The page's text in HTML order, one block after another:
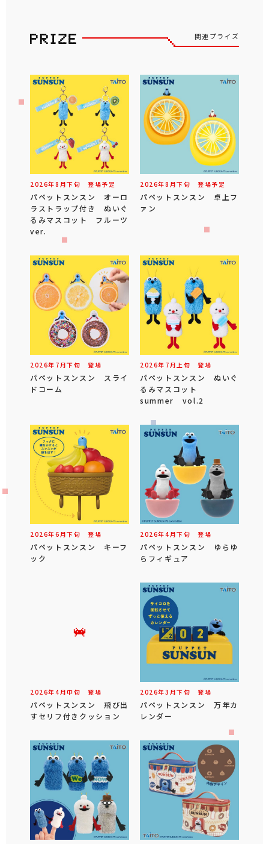
関連プライズ
2026年8 月下旬 登場予定
パペットスンスン オーロ
ラストラップ付き ぬいぐ
るみマスコット フルーツ
ver.
2026年8 月下旬 登場予定
パペットスンスン 卓上フ
ァン
2026年 7 月下旬 登場
パペットスンスン スライ
ドコーム
2026年 7 月 上旬 登場
パペットスンスン ぬいぐ
るみマスコット
summer vol.2
2026年6 月下旬 登場
パペットスンスン キーフ
ック
2026年4 月下旬 登場
パペットスンスン ゆらゆ
らフィギュア
2026年4 月中旬 登場
パペットスンスン 飛び出
すセリフ付きクッション
2026年3 月下旬 登場
パペットスンスン 万年カ
レンダー